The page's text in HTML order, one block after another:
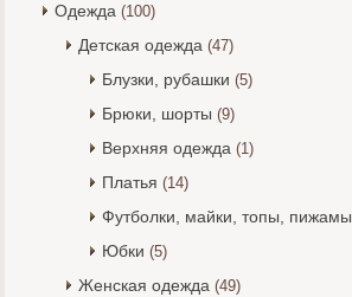
Одежда (100)
Детская одежда (47)
Блузки, рубашки (5)
Брюки, шорты (9)
Верхняя одежда (1)
Платья (14)
Футболки, майки, топы, пижамы
Юбки (5)
Женская одежда (49)